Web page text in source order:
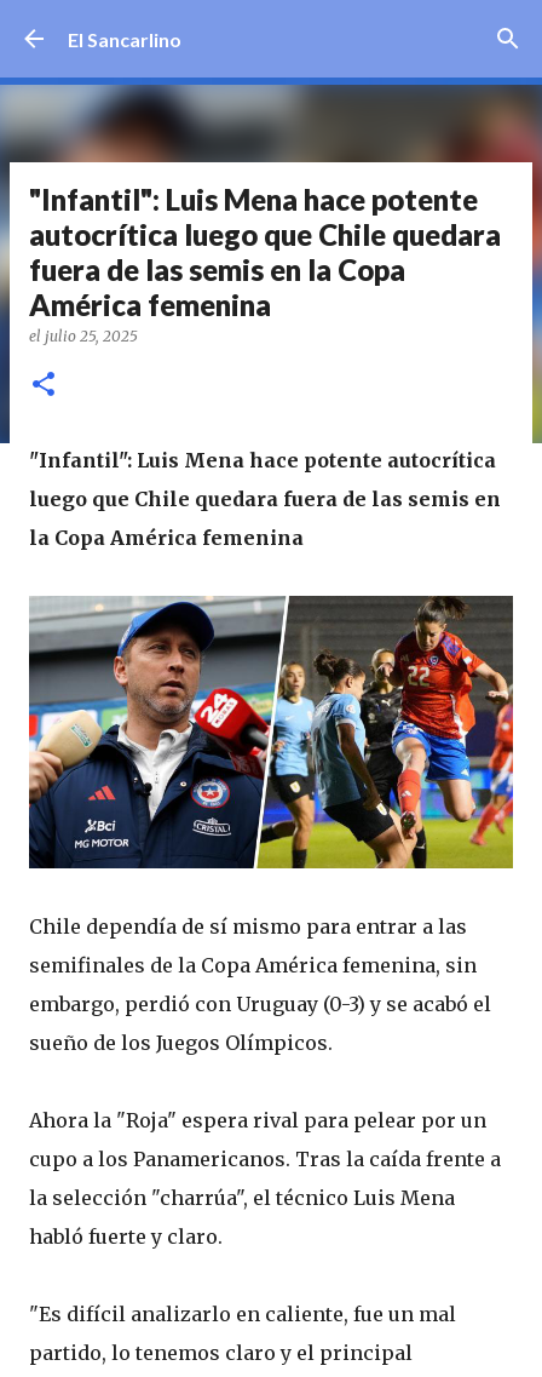
El Sancarlino
"Infantil": Luis Mena hace potente
autocrítica luego que Chile quedara
fuera de las semis en la Copa
América femenina
el julio 25, 2025
"Infantil": Luis Mena hace potente autocrítica
luego que Chile quedara fuera de las semis en
la Copa América femenina
Chile dependía de sí mismo para entrar a las
semifinales de la Copa América femenina, sin
embargo, perdió con Uruguay (0-3) y se acabó el
sueño de los Juegos Olímpicos.
Ahora la "Roja" espera rival para pelear por un
cupo a los Panamericanos. Tras la caída frente a
la selección "charrúa", el técnico Luis Mena
habló fuerte y claro.
"Es difícil analizarlo en caliente, fue un mal
partido, lo tenemos claro y el principal